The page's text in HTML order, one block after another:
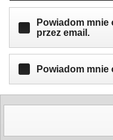
Powiadom
przez email.
Powiadom mnie